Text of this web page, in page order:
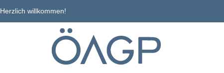
Herzlich willkommen!